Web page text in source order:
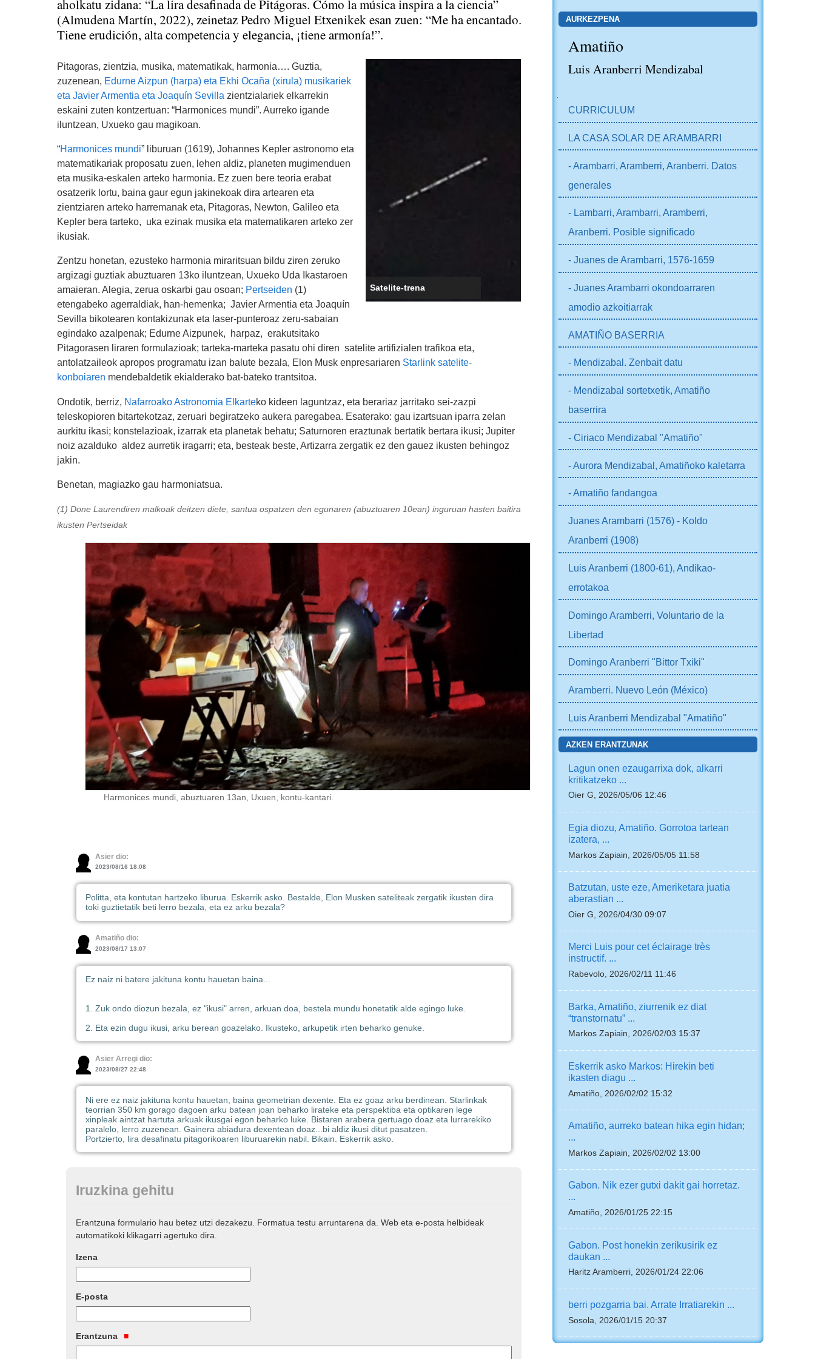
aholkatu zidana: “La lira desafinada de Pitágoras. Cómo la música inspira a la ciencia”
(Almudena Martín, 2022), zeinetaz Pedro Miguel Etxenikek esan zuen: “Me ha encantado.
Tiene erudición, alta competencia y elegancia, ¡tiene armonía!”.
Satelite-trena
Pitagoras, zientzia, musika, matematikak, harmonia…. Guztia,
zuzenean, Edurne Aizpun (harpa) eta Ekhi Ocaña (xirula) musikariek
eta Javier Armentia eta Joaquín Sevilla zientzialariek elkarrekin
eskaini zuten kontzertuan: “Harmonices mundi”. Aurreko igande
iluntzean, Uxueko gau magikoan.
“Harmonices mundi” liburuan (1619), Johannes Kepler astronomo eta
matematikariak proposatu zuen, lehen aldiz, planeten mugimenduen
eta musika-eskalen arteko harmonia. Ez zuen bere teoria erabat
osatzerik lortu, baina gaur egun jakinekoak dira artearen eta
zientziaren arteko harremanak eta, Pitagoras, Newton, Galileo eta
Kepler bera tarteko, uka ezinak musika eta matematikaren arteko zer
ikusiak.
Zentzu honetan, ezusteko harmonia miraritsuan bildu ziren zeruko
argizagi guztiak abuztuaren 13ko iluntzean, Uxueko Uda Ikastaroen
amaieran. Alegia, zerua oskarbi gau osoan; Pertseiden (1)
etengabeko agerraldiak, han-hemenka; Javier Armentia eta Joaquín
Sevilla bikotearen kontakizunak eta laser-punteroaz zeru-sabaian
egindako azalpenak; Edurne Aizpunek, harpaz, erakutsitako
Pitagorasen liraren formulazioak; tarteka-marteka pasatu ohi diren satelite artifizialen trafikoa eta,
antolatzaileok apropos programatu izan balute bezala, Elon Musk enpresariaren Starlink satelite-
konboiaren mendebaldetik ekialderako bat-bateko trantsitoa.
Ondotik, berriz, Nafarroako Astronomia Elkarteko kideen laguntzaz, eta berariaz jarritako sei-zazpi
teleskopioren bitartekotzaz, zeruari begiratzeko aukera paregabea. Esaterako: gau izartsuan iparra zelan
aurkitu ikasi; konstelazioak, izarrak eta planetak behatu; Saturnoren eraztunak bertatik bertara ikusi; Jupiter
noiz azalduko aldez aurretik iragarri; eta, besteak beste, Artizarra zergatik ez den gauez ikusten behingoz
jakin.
Benetan, magiazko gau harmoniatsua.
(1) Done Laurendiren malkoak deitzen diete, santua ospatzen den egunaren (abuztuaren 10ean) inguruan hasten baitira
ikusten Pertseidak
Harmonices mundi, abuztuaren 13an, Uxuen, kontu-kantari.
Asier dio:
2023/08/16 18:08
Politta, eta kontutan hartzeko liburua. Eskerrik asko. Bestalde, Elon Musken sateliteak zergatik ikusten dira
toki guztietatik beti lerro bezala, eta ez arku bezala?
Amatiño dio:
2023/08/17 13:07
Ez naiz ni batere jakituna kontu hauetan baina...
1. Zuk ondo diozun bezala, ez "ikusi" arren, arkuan doa, bestela mundu honetatik alde egingo luke.
2. Eta ezin dugu ikusi, arku berean goazelako. Ikusteko, arkupetik irten beharko genuke.
Asier Arregi dio:
2023/08/27 22:48
Ni ere ez naiz jakituna kontu hauetan, baina geometrian dexente. Eta ez goaz arku berdinean. Starlinkak
teorrian 350 km gorago dagoen arku batean joan beharko lirateke eta perspektiba eta optikaren lege
xinpleak aintzat hartuta arkuak ikusgai egon beharko luke. Bistaren arabera gertuago doaz eta lurrarekiko
paralelo, lerro zuzenean. Gainera abiadura dexentean doaz...bi aldiz ikusi ditut pasatzen.
Portzierto, lira desafinatu pitagorikoaren liburuarekin nabil. Bikain. Eskerrik asko.
Iruzkina gehitu
Erantzuna formulario hau betez utzi dezakezu. Formatua testu arruntarena da. Web eta e-posta helbideak
automatikoki klikagarri agertuko dira.
Izena
E-posta
Erantzuna
AURKEZPENA
Amatiño
Luis Aranberri Mendizabal
CURRICULUM
LA CASA SOLAR DE ARAMBARRI
- Arambarri, Aramberri, Aranberri. Datos
generales
- Lambarri, Arambarri, Aramberri,
Aranberri. Posible significado
- Juanes de Arambarri, 1576-1659
- Juanes Arambarri okondoarraren
amodio azkoitiarrak
AMATIÑO BASERRIA
- Mendizabal. Zenbait datu
- Mendizabal sortetxetik, Amatiño
baserrira
- Ciriaco Mendizabal "Amatiño"
- Aurora Mendizabal, Amatiñoko kaletarra
- Amatiño fandangoa
Juanes Arambarri (1576) - Koldo
Aranberri (1908)
Luis Aranberri (1800-61), Andikao-
errotakoa
Domingo Aramberri, Voluntario de la
Libertad
Domingo Aranberri "Bittor Txiki"
Aramberri. Nuevo León (México)
Luis Aranberri Mendizabal "Amatiño"
AZKEN ERANTZUNAK
Lagun onen ezaugarrixa dok, alkarri
kritikatzeko ...
Oier G, 2026/05/06 12:46
Egia diozu, Amatiño. Gorrotoa tartean
izatera, ...
Markos Zapiain, 2026/05/05 11:58
Batzutan, uste eze, Ameriketara juatia
aberastian ...
Oier G, 2026/04/30 09:07
Merci Luis pour cet éclairage très
instructif. ...
Rabevolo, 2026/02/11 11:46
Barka, Amatiño, ziurrenik ez diat
“transtornatu” ...
Markos Zapiain, 2026/02/03 15:37
Eskerrik asko Markos: Hirekin beti
ikasten diagu ...
Amatiño, 2026/02/02 15:32
Amatiño, aurreko batean hika egin hidan;
...
Markos Zapiain, 2026/02/02 13:00
Gabon. Nik ezer gutxi dakit gai horretaz.
...
Amatiño, 2026/01/25 22:15
Gabon. Post honekin zerikusirik ez
daukan ...
Haritz Aramberri, 2026/01/24 22:06
berri pozgarria bai. Arrate Irratiarekin ...
Sosola, 2026/01/15 20:37